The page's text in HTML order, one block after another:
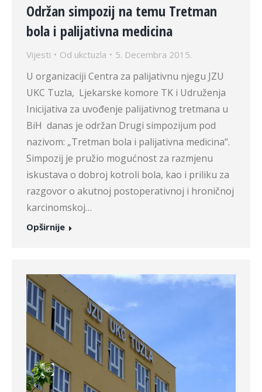
Održan simpozij na temu Tretman
bola i palijativna medicina
Vijesti Od ukctuzla 5. Decembra 2015.
U organizaciji Centra za palijativnu njegu JZU
UKC Tuzla, Ljekarske komore TK i Udruženja
Inicijativa za uvođenje palijativnog tretmana u
BiH danas je održan Drugi simpozijum pod
nazivom: „Tretman bola i palijativna medicina“.
Simpozij je pružio mogućnost za razmjenu
iskustava o dobroj kotroli bola, kao i priliku za
razgovor o akutnoj postoperativnoj i hroničnoj
karcinomskoj…
Opširnije